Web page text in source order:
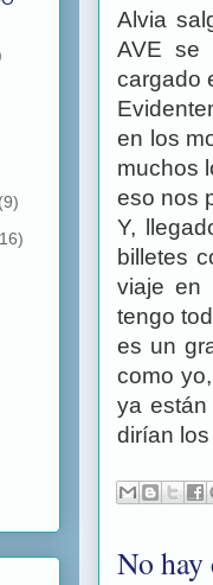
Alvia
AVE se
cargado
en los
muchos
eso nos
Y,
billetes
viaje en
tengo
es un
como
ya están
dirían
No hay
(9)